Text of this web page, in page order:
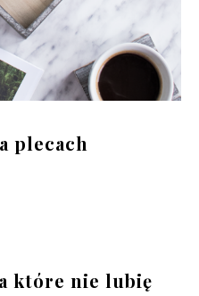
plecach
które nie lubię